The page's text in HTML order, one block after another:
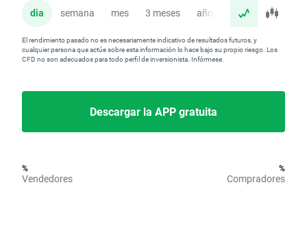
dia semana mes 3 meses año
El rendimiento pasado no es necesariamente indicativo de resultados futuros, y
cualquier persona que actúe sobre esta información lo hace bajo su propio riesgo. Los
CFD no son adecuados para todo perfil de inversionista. Infórmese.
Descargar la APP gratuita
%
Vendedores
%
Compradores